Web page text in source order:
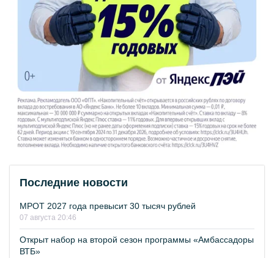
Последние новости
МРОТ 2027 года превысит 30 тысяч рублей
07 августа 20:46
Открыт набор на второй сезон программы «Амбассадоры
ВТБ»